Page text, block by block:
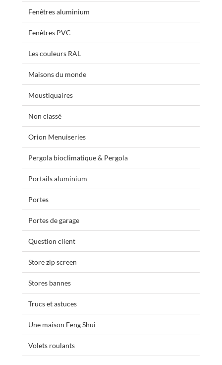
Fenêtres aluminium
Fenêtres PVC
Les couleurs RAL
Maisons du monde
Moustiquaires
Non classé
Orion Menuiseries
Pergola bioclimatique & Pergola
Portails aluminium
Portes
Portes de garage
Question client
Store zip screen
Stores bannes
Trucs et astuces
Une maison Feng Shui
Volets roulants